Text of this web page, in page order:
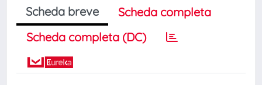
Scheda breve
Scheda completa
Scheda completa (DC)